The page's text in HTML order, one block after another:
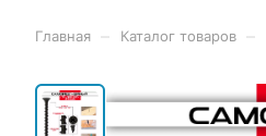
Главная Каталог товаров